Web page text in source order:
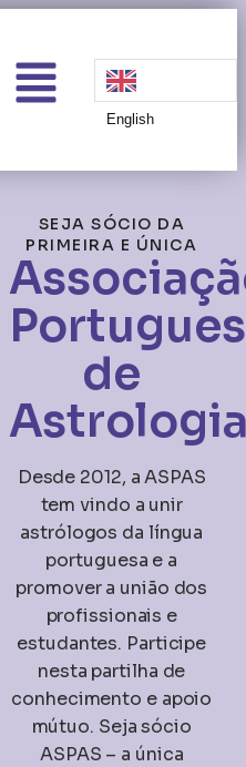
English
SEJA SÓCIO DA
PRIMEIRA E ÚNICA
de
Desde 2012, a ASPAS
tem vindo a unir
astrólogos da língua
portuguesa e a
promover a união dos
profissionais e
estudantes. Participe
nesta partilha de
conhecimento e apoio
mútuo. Seja sócio
ASPAS – a única